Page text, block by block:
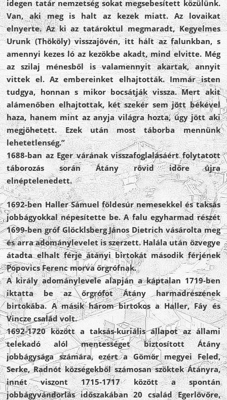
idegen tatár nemzetség sokat megsebesített közülünk.
Van, aki meg is halt az kezek miatt. Az lovaikat
elnyerte. Az ki az tatároktul megmaradt, Kegyelmes
Urunk (Thököly) visszajövén, itt hált az falunkban, s
amennyi kezes ló az kezökbe akadt, mind elvitte. Még
az szilaj ménesből is valamennyit akartak, annyit
vittek el. Az embereinket elhajtották. Immár isten
tudgya, honnan s mikor bocsátják vissza. Mert akit
alámenőben elhajtottak, két szekér sem jött békével
haza, hanem mint az anyja világra hozta, úgy jött aki
megjöhetett. Ezek után most táborba mennünk
lehetetlenség.”
1688-ban az Eger várának visszafoglalásáért folytatott
táborozás során Átány rövid időre újra
elnéptelenedett.
1692-ben Haller Sámuel földesúr nemesekkel és taksás
jobbágyokkal népesítette be. A falu egyharmad részét
1699-ben gróf Glöcklsberg János Dietrich vásárolta meg
és arra adománylevelet is szerzett. Halála után özvegye
átadta elhalt férje átányi birtokát második férjének
Popovics Ferenc morva őrgrófnak.
A király adománylevele alapján a káptalan 1719-ben
iktatta be az őrgrófot Átány harmadrészének
birtokába. A másik három birtokos a Haller, Fáy és
Vincze család volt.
1692-1720 között a taksás-kuriális állapot az állami
telekadó alól mentességet biztosított Átány
jobbágysága számára, ezért a Gömör megyei Feled,
Serke, Radnót községekből számosan szöktek Átányra,
innét viszont 1715-1717 között a spontán
jobbágyvándorlás időszakában 20 család Egerlövőre,